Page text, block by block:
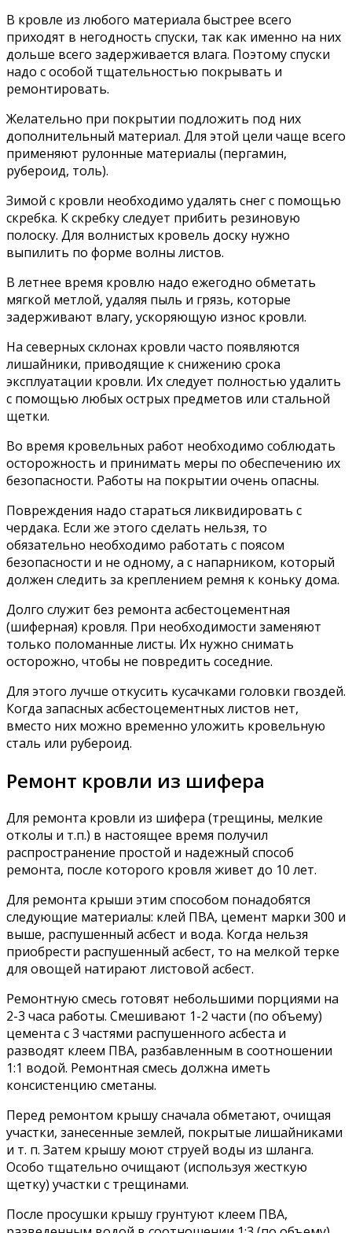
В кровле из любого материала быстрее всего
приходят в негодность спуски, так как именно на них
дольше всего задерживается влага. Поэтому спуски
надо с особой тщательностью покрывать и
ремонтировать.
Желательно при покрытии подложить под них
дополнительный материал. Для этой цели чаще всего
применяют рулонные материалы (пергамин,
рубероид, толь).
Зимой с кровли необходимо удалять снег с помощью
скребка. К скребку следует прибить резиновую
полоску. Для волнистых кровель доску нужно
выпилить по форме волны листов.
В летнее время кровлю надо ежегодно обметать
мягкой метлой, удаляя пыль и грязь, которые
задерживают влагу, ускоряющую износ кровли.
На северных склонах кровли часто появляются
лишайники, приводящие к снижению срока
эксплуатации кровли. Их следует полностью удалить
с помощью любых острых предметов или стальной
щетки.
Во время кровельных работ необходимо соблюдать
осторожность и принимать меры по обеспечению их
безопасности. Работы на покрытии очень опасны.
Повреждения надо стараться ликвидировать с
чердака. Если же этого сделать нельзя, то
обязательно необходимо работать с поясом
безопасности и не одному, а с напарником, который
должен следить за креплением ремня к коньку дома.
Долго служит без ремонта асбестоцементная
(шиферная) кровля. При необходимости заменяют
только поломанные листы. Их нужно снимать
осторожно, чтобы не повредить соседние.
Для этого лучше откусить кусачками головки гвоздей.
Когда запасных асбестоцементных листов нет,
вместо них можно временно уложить кровельную
сталь или рубероид.
Ремонт кровли из шифера
Для ремонта кровли из шифера (трещины, мелкие
отколы и т.п.) в настоящее время получил
распространение простой и надежный способ
ремонта, после которого кровля живет до 10 лет.
Для ремонта крыши этим способом понадобятся
следующие материалы: клей ПВА, цемент марки 300 и
выше, распушенный асбест и вода. Когда нельзя
приобрести распушенный асбест, то на мелкой терке
для овощей натирают листовой асбест.
Ремонтную смесь готовят небольшими порциями на
2-3 часа работы. Смешивают 1-2 части (по объему)
цемента с 3 частями распушенного асбеста и
разводят клеем ПВА, разбавленным в соотношении
1:1 водой. Ремонтная смесь должна иметь
консистенцию сметаны.
Перед ремонтом крышу сначала обметают, очищая
участки, занесенные землей, покрытые лишайниками
и т. п. Затем крышу моют струей воды из шланга.
Особо тщательно очищают (используя жесткую
щетку) участки с трещинами.
После просушки крышу грунтуют клеем ПВА,